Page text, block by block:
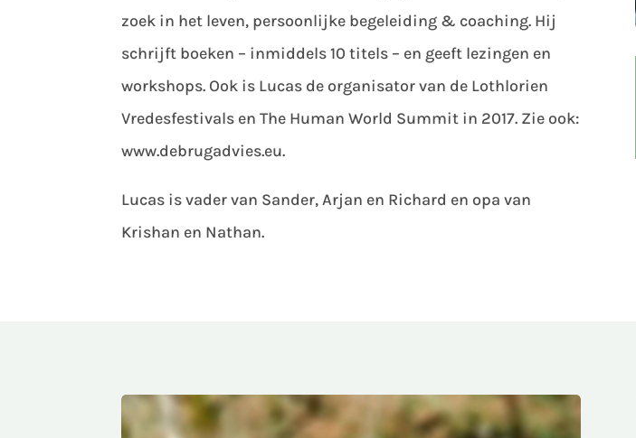
zoek in het leven, persoonlijke begeleiding & coaching. Hij
schrijft boeken – inmiddels 10 titels – en geeft lezingen en
workshops. Ook is Lucas de organisator van de Lothlorien
Vredesfestivals en The Human World Summit in 2017. Zie ook:
www.debrugadvies.eu.
Lucas is vader van Sander, Arjan en Richard en opa van
Krishan en Nathan.